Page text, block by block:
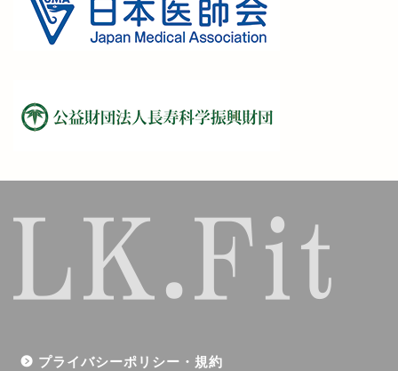
プライバシーポリシー・規約